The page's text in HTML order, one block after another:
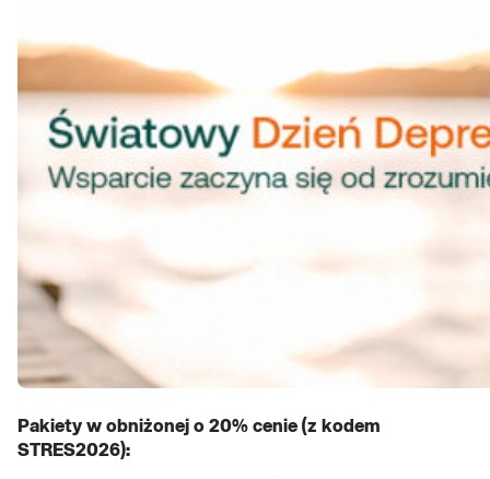
Pakiety w obniżonej o 20% cenie (z kodem
STRES2026):